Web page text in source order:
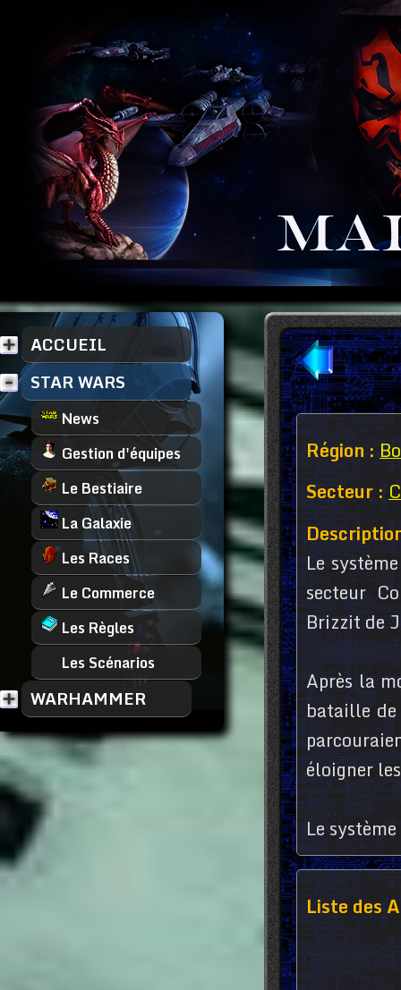
ACCUEIL
STAR WARS
News
Gestion d'équipes
Le Bestiaire
La Galaxie
Les Races
Le Commerce
Les Règles
Les Scénarios
WARHAMMER
Région :
Secteur :
Le
secteur
Brizzit de
Après la
bataille
éloigner
Le
Liste des